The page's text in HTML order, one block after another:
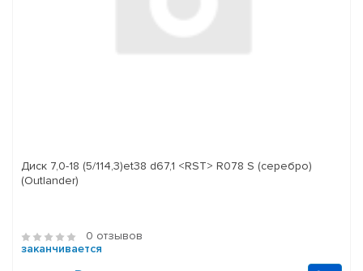
Диск 7,0-18 (5/114,3)et38 d67,1 <RST> R078 S (серебро)
(Outlander)
0 отзывов
заканчивается